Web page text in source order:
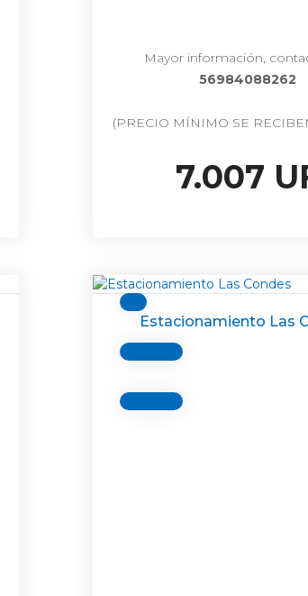
Mayor información,
56984088262
(PRECIO MÍNIMO SE
7.007
Estacionamiento Las